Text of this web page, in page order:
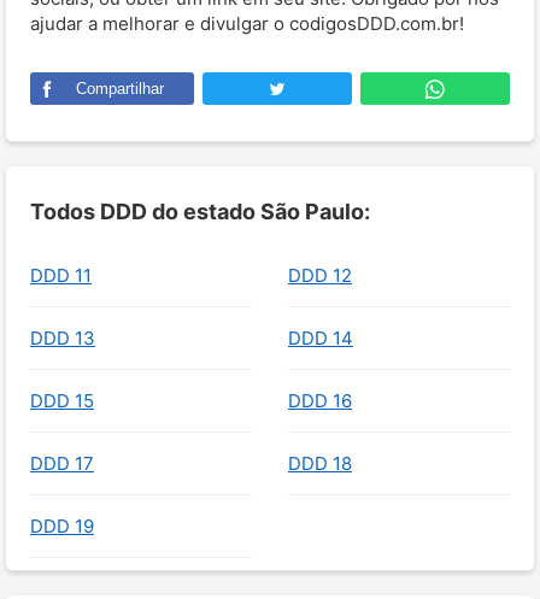
ajudar a melhorar e divulgar o codigosDDD.com.br!
Compartilhar
Todos DDD do estado São Paulo:
DDD 11 DDD 12
DDD 13 DDD 14
DDD 15 DDD 16
DDD 17 DDD 18
DDD 19